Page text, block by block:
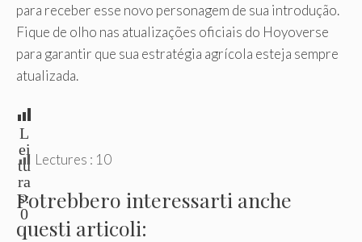
para receber esse novo personagem de sua introdução.
Fique de olho nas atualizações oficiais do Hoyoverse
para garantir que sua estratégia agrícola esteja sempre
atualizada.
L
ei
tu
ra
s:
0
Lectures : 10
Potrebbero interessarti anche
questi articoli: